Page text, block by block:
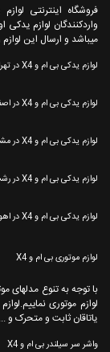
فروشگاه اینترنتی
میباشد و ارسال این لوازم
لوازم یدکی بی ام و X4 در تهران
لوازم یدکی بی ام و X4 در اصفهان
لوازم یدکی بی ام و X4 در مشهد
لوازم یدکی بی ام و X4 در رشت
لوازم یدکی بی ام و X4 در اهواز
لوازم موتوری بی ام و X4
با توجه به تنوع مدلهای
لوازم موتوری
یاتاقان ثابت و متحرک و
واشر سر سیلندر بی ام و X4